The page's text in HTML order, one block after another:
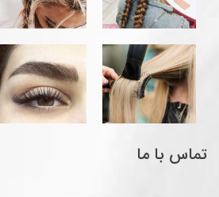
تماس با ما